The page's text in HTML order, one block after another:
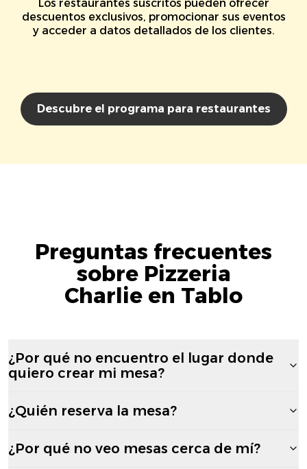
Los restaurantes suscritos pueden ofrecer
descuentos exclusivos, promocionar sus eventos
y acceder a datos detallados de los clientes.
Descubre el programa para restaurantes
Preguntas frecuentes
sobre Pizzeria
Charlie en Tablo
¿Por qué no encuentro el lugar donde
quiero crear mi mesa?
¿Quién reserva la mesa?
¿Por qué no veo mesas cerca de mí?